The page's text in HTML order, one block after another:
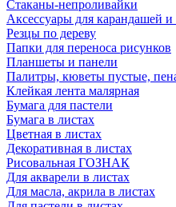
Стаканы-непроливайки
Аксессуары для карандашей и
Резцы по дереву
Папки для переноса рисунков
Планшеты и панели
Палитры, кюветы пустые,
Клейкая лента малярная
Бумага для пастели
Бумага в листах
Цветная в листах
Декоративная в листах
Рисовальная ГОЗНАК
Для акварели в листах
Для масла, акрила в листах